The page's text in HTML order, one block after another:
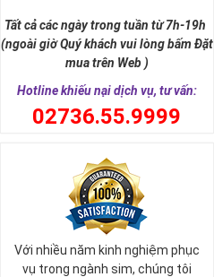
Tất cả các ngày trong tuần từ 7h-19h
(ngoài giờ Quý khách vui lòng bấm Đặt
mua trên Web )
Hotline khiếu nại dịch vụ, tư vấn:
02736.55.9999
Với nhiều năm kinh nghiệm phục
vụ trong ngành sim, chúng tôi